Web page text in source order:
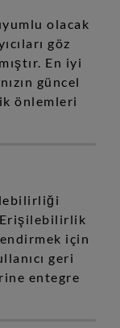
olacak
göz
En iyi
güncel
önlemleri
Erişilebilirlik
için
geri
entegre